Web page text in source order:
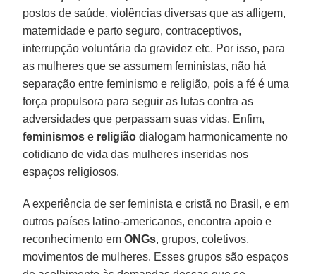
postos de saúde, violências diversas que as afligem,
maternidade e parto seguro, contraceptivos,
interrupção voluntária da gravidez etc. Por isso, para
as mulheres que se assumem feministas, não há
separação entre feminismo e religião, pois a fé é uma
força propulsora para seguir as lutas contra as
adversidades que perpassam suas vidas. Enfim,
feminismos e religião dialogam harmonicamente no
cotidiano de vida das mulheres inseridas nos
espaços religiosos.
A experiência de ser feminista e cristã no Brasil, e em
outros países latino-americanos, encontra apoio e
reconhecimento emONGs, grupos, coletivos,
movimentos de mulheres. Esses grupos são espaços